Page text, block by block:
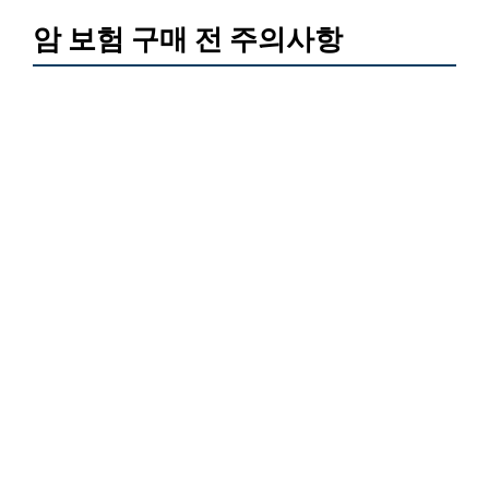
암 보험 구매 전 주의사항